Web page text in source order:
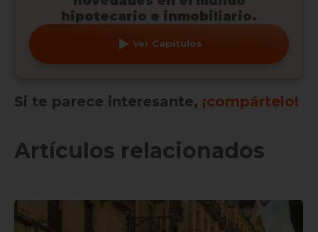
hipotecario e inmobiliario.
Ver Capítulos
Si te parece interesante, ¡compártelo!
Artículos relacionados